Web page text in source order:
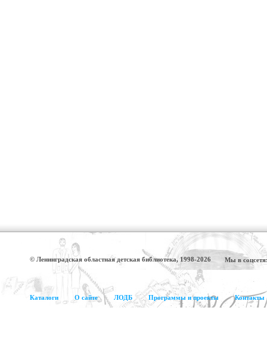
© Ленинградская областная детская библиотека, 1998-2026 Мы в
Каталоги О сайте ЛОДБ Программы и проекты Контакты